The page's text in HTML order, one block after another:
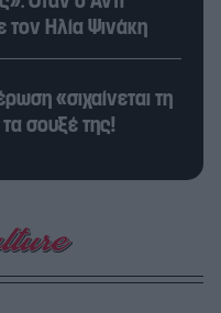
Ηλία Ψινάκη
«σιχαίνεται τη
σουξέ της!